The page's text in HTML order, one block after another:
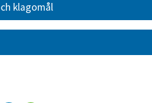
klagomål